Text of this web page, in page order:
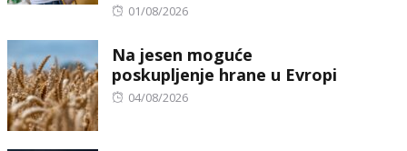
Posted
01/08/2026
Na jesen moguće
poskupljenje hrane u Evropi
Posted
04/08/2026